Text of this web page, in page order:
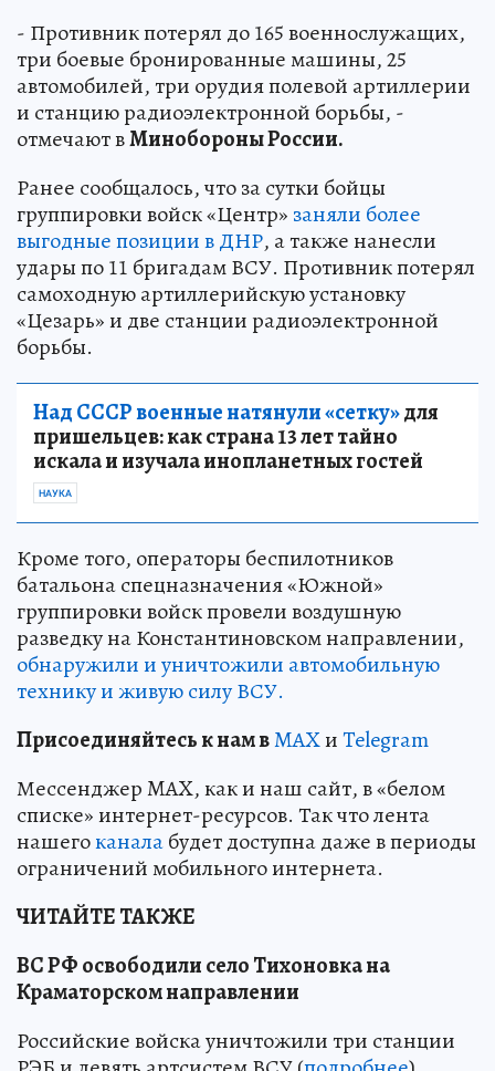
- Противник потерял до 165 военнослужащих,
три боевые бронированные машины, 25
автомобилей, три орудия полевой артиллерии
и станцию радиоэлектронной борьбы, -
отмечают вМинобороны России.
Ранее сообщалось, что за сутки бойцы
группировки войск «Центр» заняли более
выгодные позиции в ДНР, а также нанесли
удары по 11 бригадам ВСУ. Противник потерял
самоходную артиллерийскую установку
«Цезарь» и две станции радиоэлектронной
борьбы.
Над СССР военные натянули «сетку»для
пришельцев: как страна 13 лет тайно
искала и изучала инопланетных гостей
НАУКА
Кроме того, операторы беспилотников
батальона спецназначения «Южной»
группировки войск провели воздушную
разведку на Константиновском направлении,
обнаружили и уничтожили автомобильную
технику и живую силу ВСУ.
Присоединяйтесь к нам вMAXиTelegram
Мессенджер MAX, как и наш сайт, в «белом
списке» интернет-ресурсов. Так что лента
нашегоканалабудет доступна даже в периоды
ограничений мобильного интернета.
ЧИТАЙТЕ ТАКЖЕ
ВС РФ освободили село Тихоновка на
Краматорском направлении
Российские войска уничтожили три станции